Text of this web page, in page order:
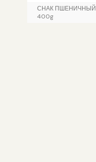
СНАК ПШЕНИЧНЫЙ
400g